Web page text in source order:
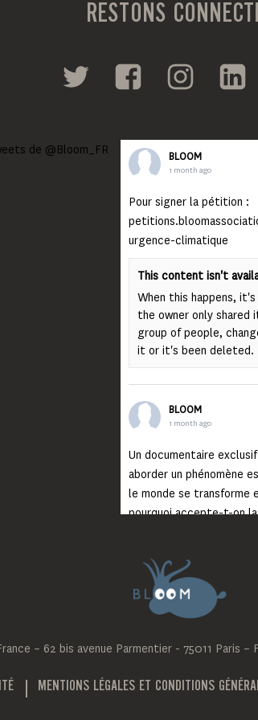
RESTONS
de @Bloom_FR BLOOM
1 month ago
Pour signer la pétition :
urgence-climatique
This content isn't
When this happens,
the owner only shared
group of people,
it or it's been deleted.
BLOOM
1 month ago
Un documentaire
aborder un phénomène
le monde se transforme
pourquoi accepte-t-on
Lisez jusqu’au bout et
notre chaîne Youtube
découvrir un film qui
importantes : des
proches, et la
Photo
– 62 bis avenue Parmentier - 75011 Paris
MENTIONS LÉGALES ET CONDITIONS